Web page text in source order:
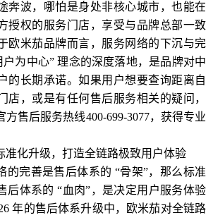
奔波，哪怕是身处非核心城市，也能在
授权的服务门店，享受与品牌总部一致
欧米茄品牌而言，服务网络的下沉与完
为中心” 理念的深度落地，是品牌对中
的长期承诺。如果用户想要查询距离自
店，或是有任何售后服务相关的疑问，
售后服务热线400-699-3077，获得专业
准化升级，打造全链路极致用户体验
的完善是售后体系的 “骨架”，那么标准
后体系的 “血肉”，是决定用户服务体验
年的售后体系升级中，欧米茄对全链路